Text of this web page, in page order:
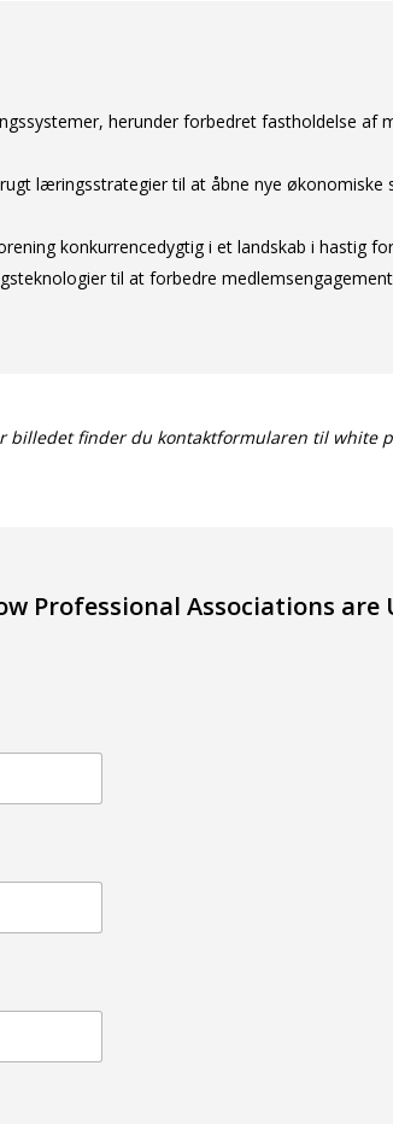
herunder forbedret fastholdelse af
læringsstrategier til at åbne nye økonomiske
konkurrencedygtig i et landskab i hastig
til at forbedre
finder du kontaktformularen til white
Professional Associations are